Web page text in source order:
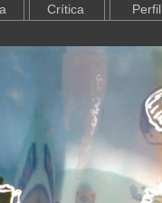
Crítica Perfil